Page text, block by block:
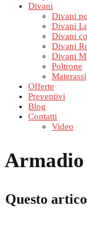
Divani
Divani
Divani
Divani
Divani
Divani
Poltrone
Materassi
Offerte
Preventivi
Blog
Contatti
Video
Questo